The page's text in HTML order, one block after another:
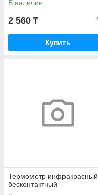
В наличии
2 560 ₸
Купить
Термометр инфракрасный
бесконтактный